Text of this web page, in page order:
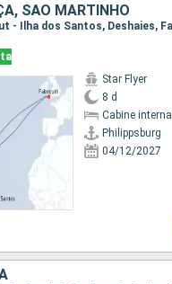
SÃO MARTINHO
Star Flyer
8 d
Cabine interna
Philippsburg
04/12/2027